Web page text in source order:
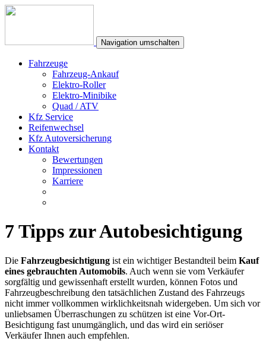
Navigation umschalten
Fahrzeuge
Fahrzeug-Ankauf
Elektro-Roller
Elektro-Minibike
Quad / ATV
Kfz Service
Reifenwechsel
Kfz Autoversicherung
Kontakt
Bewertungen
Impressionen
Karriere
7 Tipps zur Autobesichtigung
Die Fahrzeugbesichtigung ist ein wichtiger Bestandteil beim Kauf
eines gebrauchten Automobils. Auch wenn sie vom Verkäufer
sorgfältig und gewissenhaft erstellt wurden, können Fotos und
Fahrzeugbeschreibung den tatsächlichen Zustand des Fahrzeugs
nicht immer vollkommen wirklichkeitsnah widergeben. Um sich vor
unliebsamen Überraschungen zu schützen ist eine Vor-Ort-
Besichtigung fast unumgänglich, und das wird ein seriöser
Verkäufer Ihnen auch empfehlen.